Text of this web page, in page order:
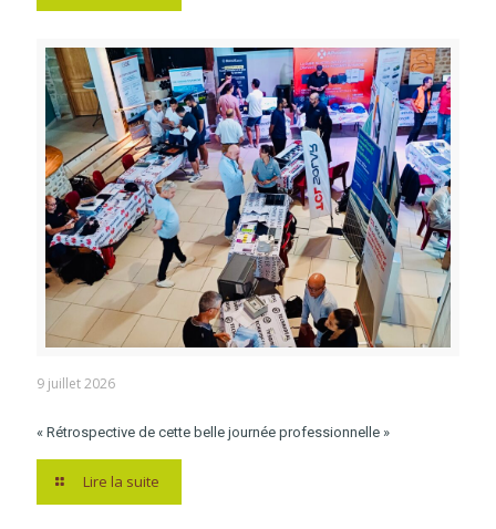
9 juillet 2026
« Rétrospective de cette belle journée professionnelle »
Lire la suite